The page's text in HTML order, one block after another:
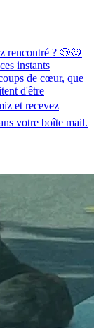
rencontré ? 🐶🐱
instants
de cœur, que
d'être
et recevez
votre boîte mail.